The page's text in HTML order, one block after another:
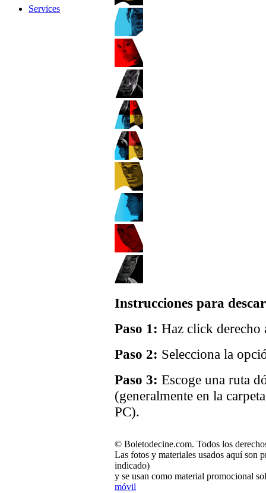
Services
Instrucciones para
Paso 1: Haz click derecho
Paso 2: Selecciona la
Paso 3: Escoge una ruta
(generalmente en la
PC).
© Boletodecine.com. Todos los
Las fotos y materiales usados aquí son
indicado)
y se usan como material promocional
móvil